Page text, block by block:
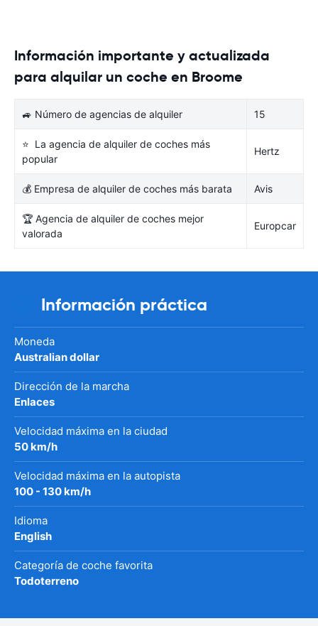
Información importante y actualizada
para alquilar un coche en Broome
🚙 Número de agencias de alquiler 15
⭐ La agencia de alquiler de coches más
popular
Hertz
💰 Empresa de alquiler de coches más barata Avis
🏆 Agencia de alquiler de coches mejor
valorada
Europcar
Información práctica
Moneda
Australian dollar
Dirección de la marcha
Enlaces
Velocidad máxima en la ciudad
50 km/h
Velocidad máxima en la autopista
100 - 130 km/h
Idioma
English
Categoría de coche favorita
Todoterreno